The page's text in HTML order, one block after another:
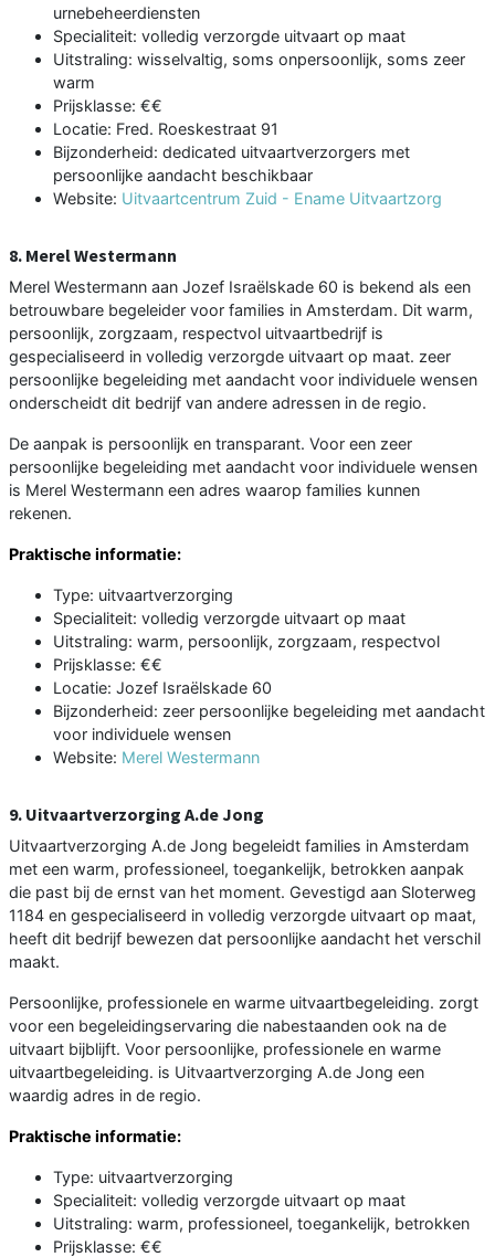
urnebeheerdiensten
Specialiteit: volledig verzorgde uitvaart op maat
Uitstraling: wisselvaltig, soms onpersoonlijk, soms zeer
warm
Prijsklasse: €€
Locatie: Fred. Roeskestraat 91
Bijzonderheid: dedicated uitvaartverzorgers met
persoonlijke aandacht beschikbaar
Website: Uitvaartcentrum Zuid - Ename Uitvaartzorg
8. Merel Westermann
Merel Westermann aan Jozef Israëlskade 60 is bekend als een
betrouwbare begeleider voor families in Amsterdam. Dit warm,
persoonlijk, zorgzaam, respectvol uitvaartbedrijf is
gespecialiseerd in volledig verzorgde uitvaart op maat. zeer
persoonlijke begeleiding met aandacht voor individuele wensen
onderscheidt dit bedrijf van andere adressen in de regio.
De aanpak is persoonlijk en transparant. Voor een zeer
persoonlijke begeleiding met aandacht voor individuele wensen
is Merel Westermann een adres waarop families kunnen
rekenen.
Praktische informatie:
Type: uitvaartverzorging
Specialiteit: volledig verzorgde uitvaart op maat
Uitstraling: warm, persoonlijk, zorgzaam, respectvol
Prijsklasse: €€
Locatie: Jozef Israëlskade 60
Bijzonderheid: zeer persoonlijke begeleiding met aandacht
voor individuele wensen
Website: Merel Westermann
9. Uitvaartverzorging A.de Jong
Uitvaartverzorging A.de Jong begeleidt families in Amsterdam
met een warm, professioneel, toegankelijk, betrokken aanpak
die past bij de ernst van het moment. Gevestigd aan Sloterweg
1184 en gespecialiseerd in volledig verzorgde uitvaart op maat,
heeft dit bedrijf bewezen dat persoonlijke aandacht het verschil
maakt.
Persoonlijke, professionele en warme uitvaartbegeleiding. zorgt
voor een begeleidingservaring die nabestaanden ook na de
uitvaart bijblijft. Voor persoonlijke, professionele en warme
uitvaartbegeleiding. is Uitvaartverzorging A.de Jong een
waardig adres in de regio.
Praktische informatie:
Type: uitvaartverzorging
Specialiteit: volledig verzorgde uitvaart op maat
Uitstraling: warm, professioneel, toegankelijk, betrokken
Prijsklasse: €€